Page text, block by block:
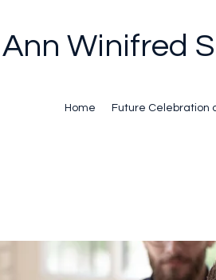
Ann Winifred
Home Future Celebration